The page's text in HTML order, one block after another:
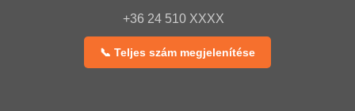
+36 24 510 XXXX
📞 Teljes szám megjelenítése